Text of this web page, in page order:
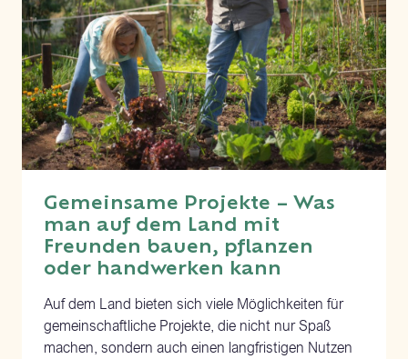
Gemeinsame Projekte – Was
man auf dem Land mit
Freunden bauen, pflanzen
oder handwerken kann
Auf dem Land bieten sich viele Möglichkeiten für
gemeinschaftliche Projekte, die nicht nur Spaß
machen, sondern auch einen langfristigen Nutzen